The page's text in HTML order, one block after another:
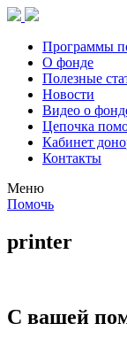
Программы
О фонде
Полезные
Новости
Видео о
Цепочка
Кабинет
Контакты
Меню
Помочь
printer
С вашей